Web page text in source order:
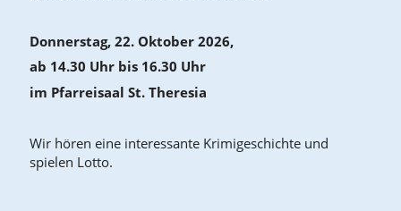
Donnerstag, 22. Oktober 2026,
ab 14.30 Uhr bis 16.30 Uhr
im Pfarreisaal St. Theresia
Wir hören eine interessante Krimigeschichte und
spielen Lotto.